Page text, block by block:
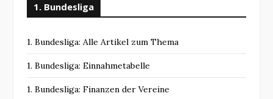
1. Bundesliga
1. Bundesliga: Alle Artikel zum Thema
1. Bundesliga: Einnahmetabelle
1. Bundesliga: Finanzen der Vereine